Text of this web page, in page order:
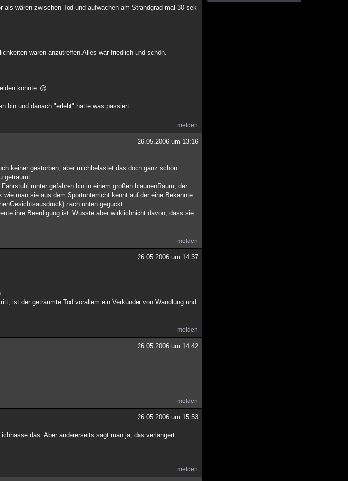
wären zwischen Tod und aufwachen am Strandgrad mal 30 sek
waren anzutreffen.Alles war friedlich und schön.
konnte
bin und danach "erlebt" hatte was passiert.
melden
26.05.2006 um 13:16
keiner gestorben, aber michbelastet das doch ganz schön.
geträumt.
runter gefahren bin in einem großen braunenRaum, der
wie man sie aus dem Sportunterricht kennt auf der eine Bekannte
nach unten geguckt.
ihre Beerdigung ist. Wusste aber wirklichnicht davon, dass sie
melden
26.05.2006 um 14:37
ist der geträumte Tod vorallem ein Verkünder von Wandlung und
melden
26.05.2006 um 14:42
melden
26.05.2006 um 15:53
das. Aber andererseits sagt man ja, das verlängert
melden